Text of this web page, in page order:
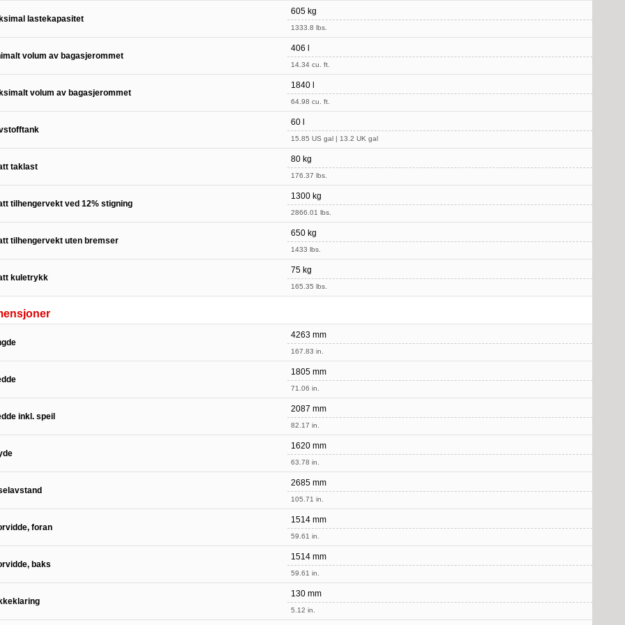
lastekapasitet
605 kg
1333.8 lbs.
volum av bagasjerommet
406 l
14.34 cu. ft.
volum av bagasjerommet
1840 l
64.98 cu. ft.
60 l
15.85 US gal | 13.2 UK gal
taklast
80 kg
176.37 lbs.
tilhengervekt ved 12% stigning
1300 kg
2866.01 lbs.
tilhengervekt uten bremser
650 kg
1433 lbs.
kuletrykk
75 kg
165.35 lbs.
4263 mm
167.83 in.
1805 mm
71.06 in.
inkl. speil
2087 mm
82.17 in.
1620 mm
63.78 in.
2685 mm
105.71 in.
foran
1514 mm
59.61 in.
baks
1514 mm
59.61 in.
130 mm
5.12 in.